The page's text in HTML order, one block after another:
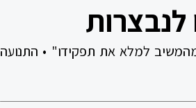
לנבצרות
למלא את תפקידו" • התנועה